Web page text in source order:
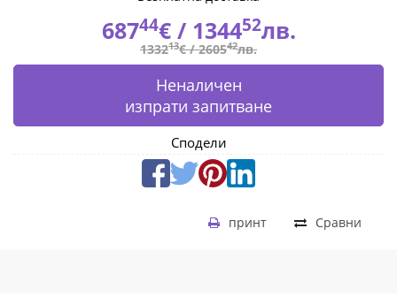
68744€ / 134452лв.
133213€ /260542лв.
Неналичен
изпрати запитване
Сподели
Сравни
принт